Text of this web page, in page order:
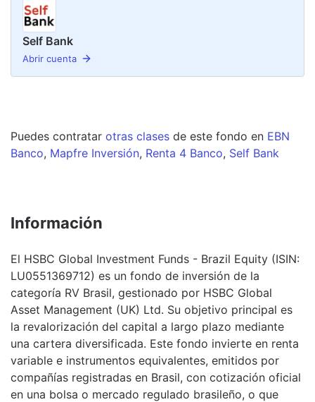
Self Bank
Abrir cuenta
Puedes contratar otras clases de este fondo en EBN
Banco, Mapfre Inversión, Renta 4 Banco, Self Bank
Información
El HSBC Global Investment Funds - Brazil Equity (ISIN:
LU0551369712) es un fondo de inversión de la
categoría RV Brasil, gestionado por HSBC Global
Asset Management (UK) Ltd. Su objetivo principal es
la revalorización del capital a largo plazo mediante
una cartera diversificada. Este fondo invierte en renta
variable e instrumentos equivalentes, emitidos por
compañías registradas en Brasil, con cotización oficial
en una bolsa o mercado regulado brasileño, o que